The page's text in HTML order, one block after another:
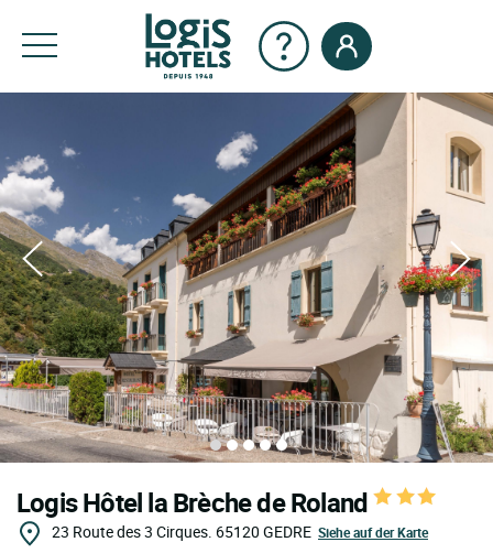
Logis Hôtel la Brèche de Roland
23 Route des 3 Cirques. 65120 GEDRE Siehe auf der Karte